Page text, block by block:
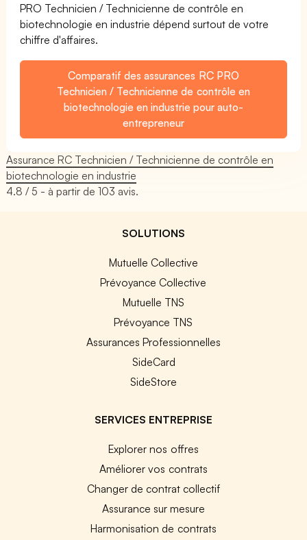
PRO Technicien / Technicienne de contrôle en
biotechnologie en industrie dépend surtout de votre
chiffre d'affaires.
Comparatif des assurances RC PRO
Technicien / Technicienne de contrôle en
biotechnologie en industrie pour auto-
entrepreneur
Assurance RC Technicien / Technicienne de contrôle en
biotechnologie en industrie
4.8 / 5 - à partir de103 avis.
SOLUTIONS
Mutuelle Collective
Prévoyance Collective
Mutuelle TNS
Prévoyance TNS
Assurances Professionnelles
SideCard
SideStore
SERVICES ENTREPRISE
Explorer nos offres
Améliorer vos contrats
Changer de contrat collectif
Assurance sur mesure
Harmonisation de contrats